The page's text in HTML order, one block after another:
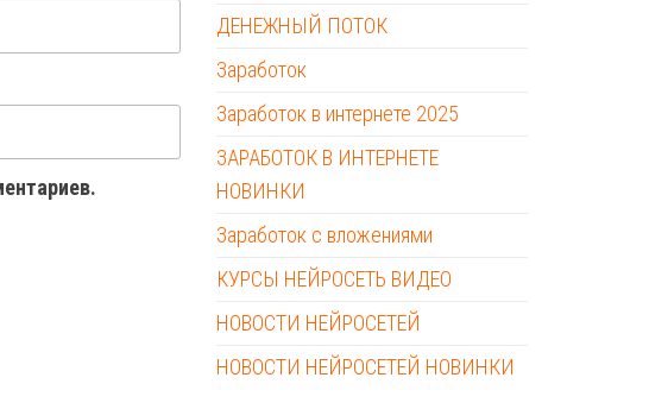
ДЕНЕЖНЫЙ ПОТОК
Заработок
Заработок в интернете 2025
ЗАРАБОТОК В ИНТЕРНЕТЕ
НОВИНКИ
Заработок с вложениями
КУРСЫ НЕЙРОСЕТЬ ВИДЕО
НОВОСТИ НЕЙРОСЕТЕЙ
НОВОСТИ НЕЙРОСЕТЕЙ НОВИНКИ